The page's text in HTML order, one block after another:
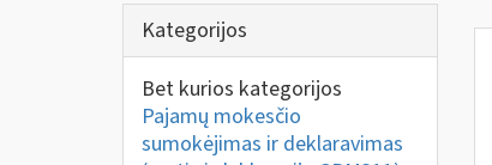
Kategorijos
Bet kurios kategorijos
Pajamų mokesčio
sumokėjimas ir deklaravimas